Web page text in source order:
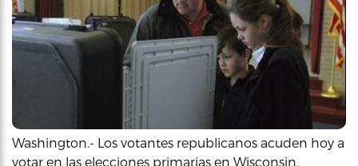
Washington.- Los votantes republicanos acuden hoy a
votar en las elecciones primarias en Wisconsin,